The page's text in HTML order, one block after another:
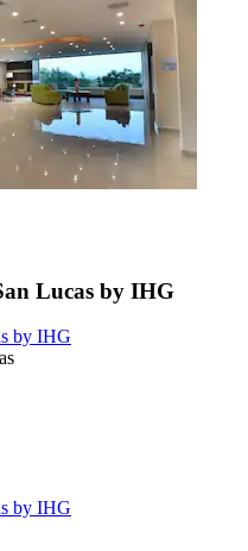
Lucas by IHG
by IHG
by IHG